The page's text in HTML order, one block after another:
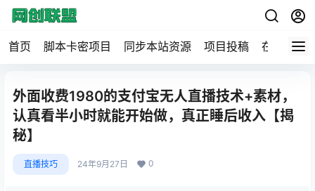
首页 脚本卡密项目 同步本站资源 项目投稿 在线工具
外面收费1980的支付宝无人直播技术+素材，
认真看半小时就能开始做，真正睡后收入【揭
秘】
直播技巧 24年9月27日 0